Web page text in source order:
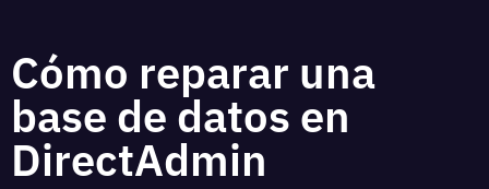
Cómo reparar una
base de datos en
DirectAdmin